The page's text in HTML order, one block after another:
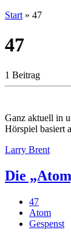
Start » 47
47
1 Beitrag
Ganz aktuell in
Hörspiel basiert
Larry Brent
Die
47
Atom
Gespenst